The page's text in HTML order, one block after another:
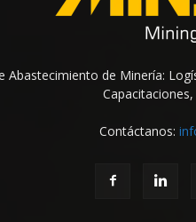
Abastecimiento de Minería:
Contáctanos: